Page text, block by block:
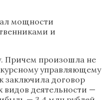
мощности
и
Причем произошла не
управляющему
заключила договор
деятельности —